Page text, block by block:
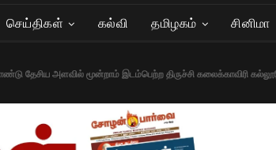
செய்திகள் கல்வி தமிழகம் சினிமா
தேசிய அளவில் மூன்றாம் இடம்பெற்ற திருச்சி கலைக்காவிரி